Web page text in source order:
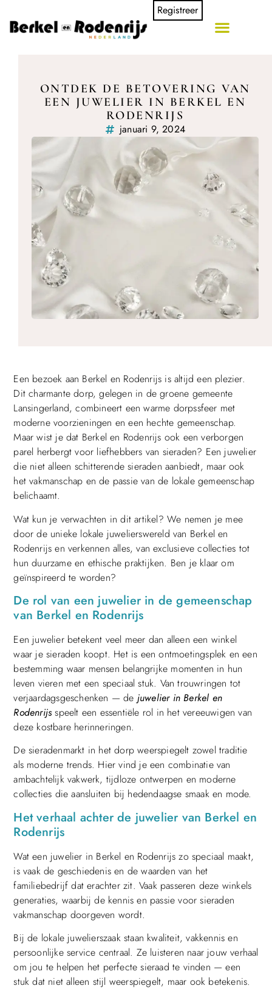
Registreer
ONTDEK DE BETOVERING VAN
EEN JUWELIER IN BERKEL EN
RODENRIJS
januari 9, 2024
Een bezoek aan Berkel en Rodenrijs is altijd een plezier.
Dit charmante dorp, gelegen in de groene gemeente
Lansingerland, combineert een warme dorpssfeer met
moderne voorzieningen en een hechte gemeenschap.
Maar wist je dat Berkel en Rodenrijs ook een verborgen
parel herbergt voor liefhebbers van sieraden? Een juwelier
die niet alleen schitterende sieraden aanbiedt, maar ook
het vakmanschap en de passie van de lokale gemeenschap
belichaamt.
Wat kun je verwachten in dit artikel? We nemen je mee
door de unieke lokale juwelierswereld van Berkel en
Rodenrijs en verkennen alles, van exclusieve collecties tot
hun duurzame en ethische praktijken. Ben je klaar om
geïnspireerd te worden?
De rol van een juwelier in de gemeenschap
van Berkel en Rodenrijs
Een juwelier betekent veel meer dan alleen een winkel
waar je sieraden koopt. Het is een ontmoetingsplek en een
bestemming waar mensen belangrijke momenten in hun
leven vieren met een speciaal stuk. Van trouwringen tot
verjaardagsgeschenken — de juwelier in Berkel en
Rodenrijsspeelt een essentiële rol in het vereeuwigen van
deze kostbare herinneringen.
De sieradenmarkt in het dorp weerspiegelt zowel traditie
als moderne trends. Hier vind je een combinatie van
ambachtelijk vakwerk, tijdloze ontwerpen en moderne
collecties die aansluiten bij hedendaagse smaak en mode.
Het verhaal achter de juwelier van Berkel en
Rodenrijs
Wat een juwelier in Berkel en Rodenrijs zo speciaal maakt,
is vaak de geschiedenis en de waarden van het
familiebedrijf dat erachter zit. Vaak passeren deze winkels
generaties, waarbij de kennis en passie voor sieraden
vakmanschap doorgeven wordt.
Bij de lokale juwelierszaak staan kwaliteit, vakkennis en
persoonlijke service centraal. Ze luisteren naar jouw verhaal
om jou te helpen het perfecte sieraad te vinden — een
stuk dat niet alleen stijl weerspiegelt, maar ook betekenis.